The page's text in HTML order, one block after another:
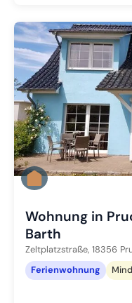
Wohnung in
Barth
Zeltplatzstraße, 18356
Ferienwohnung